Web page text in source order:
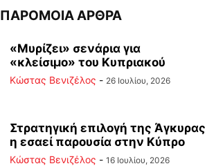
ΠΑΡΟΜΟΙΑ ΑΡΘΡΑ
«Μυρίζει» σενάρια για
«κλείσιμο» του Κυπριακού
Κώστας Βενιζέλος - 26 Ιουλίου, 2026
Στρατηγική επιλογή της Άγκυρας
η εσαεί παρουσία στην Κύπρο
Κώστας Βενιζέλος - 16 Ιουλίου, 2026